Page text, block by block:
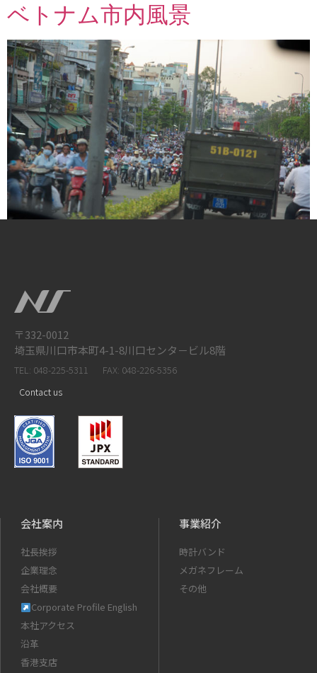
ベトナム市内風景
〒332-0012
埼玉県川口市本町4-1-8川口センタ－ビル8階
TEL: 048-225-5311
FAX: 048-226-5356
Contact us
会社案内
社長挨拶
企業理念
会社概要
Corporate Profile English
本社アクセス
沿革
香港支店
事業紹介
時計バンド
メガネフレーム
その他